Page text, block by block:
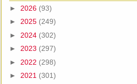
► 2026 (93)
► 2025 (249)
► 2024 (302)
► 2023 (297)
► 2022 (298)
► 2021 (301)